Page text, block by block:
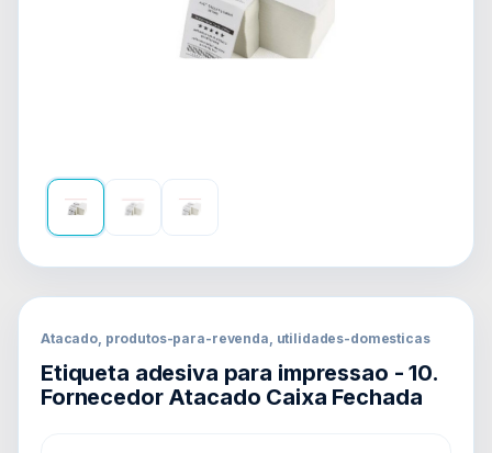
Atacado, produtos-para-revenda, utilidades-domesticas
Etiqueta adesiva para impressao - 10.
Fornecedor Atacado Caixa Fechada